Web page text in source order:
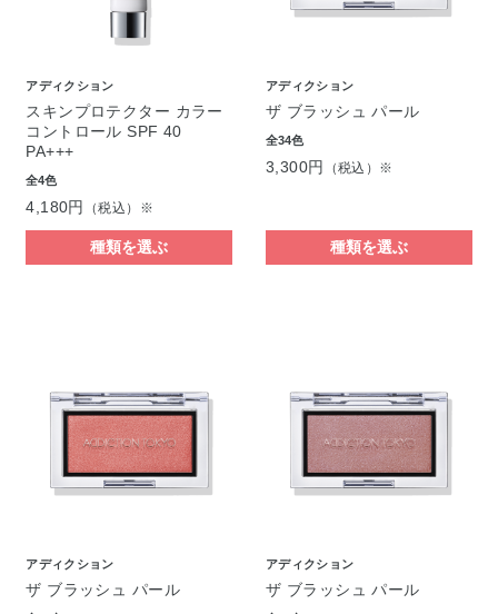
アディクション
スキンプロテクター カラー
コントロール SPF 40
PA+++
全4色
4,180円 （税込）※
種類を選ぶ
アディクション
ザ ブラッシュ パール
全34色
3,300円 （税込）※
種類を選ぶ
アディクション
ザ ブラッシュ パール
アディクション
ザ ブラッシュ パール